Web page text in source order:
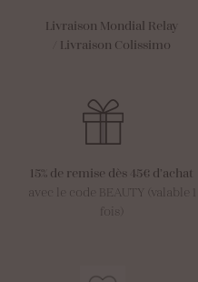
Livraison Mondial Relay
Livraison Colissimo
15% de remise dès 45€ d’achat
avec le code BEAUTY (valable 1
fois)